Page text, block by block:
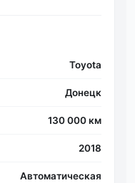
Toyota
Донецк
130 000 км
2018
Автоматическая